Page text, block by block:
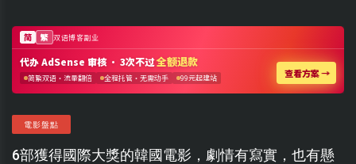
電影盤點
6部獲得國際大獎的韓國電影，劇情有寫實，也有懸